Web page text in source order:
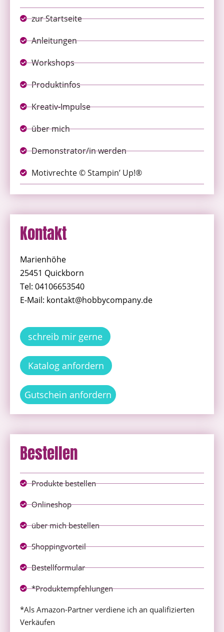
zur Startseite
Anleitungen
Workshops
Produktinfos
Kreativ-Impulse
über mich
Demonstrator/in werden
Motivrechte © Stampin’ Up!®
Kontakt
Marienhöhe
25451 Quickborn
Tel: 04106653540
E-Mail: kontakt@hobbycompany.de
schreib mir gerne
Katalog anfordern
Gutschein anfordern
Bestellen
Produkte bestellen
Onlineshop
über mich bestellen
Shoppingvorteil
Bestellformular
*Produktempfehlungen
*Als Amazon-Partner verdiene ich an qualifizierten
Verkäufen